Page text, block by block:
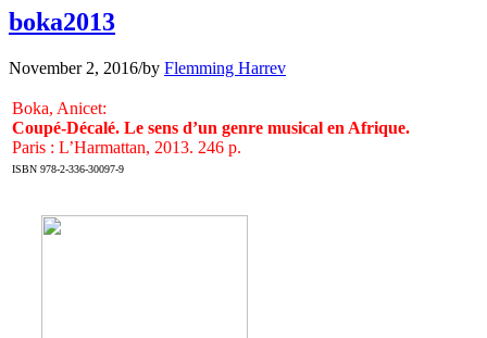
boka2013
November 2, 2016/by Flemming Harrev
Boka, Anicet:
Coupé-Décalé. Le sens d’un genre musical en Afrique.
Paris : L’Harmattan, 2013. 246 p.
ISBN 978-2-336-30097-9